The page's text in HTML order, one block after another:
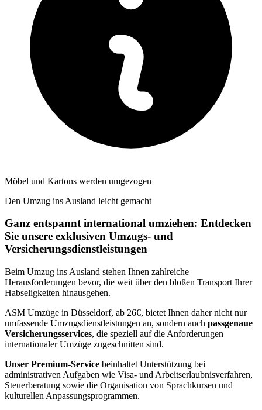
Möbel und Kartons werden umgezogen
Den Umzug ins Ausland leicht gemacht
Ganz entspannt international umziehen: Entdecken
Sie unsere exklusiven Umzugs- und
Versicherungsdienstleistungen
Beim Umzug ins Ausland stehen Ihnen zahlreiche
Herausforderungen bevor, die weit über den bloßen Transport Ihrer
Habseligkeiten hinausgehen.
ASM Umzüge in Düsseldorf, ab 26€, bietet Ihnen daher nicht nur
umfassende Umzugsdienstleistungen an, sondern auch passgenaue
Versicherungsservices, die speziell auf die Anforderungen
internationaler Umzüge zugeschnitten sind.
Unser Premium-Service beinhaltet Unterstützung bei
administrativen Aufgaben wie Visa- und Arbeitserlaubnisverfahren,
Steuerberatung sowie die Organisation von Sprachkursen und
kulturellen Anpassungsprogrammen.